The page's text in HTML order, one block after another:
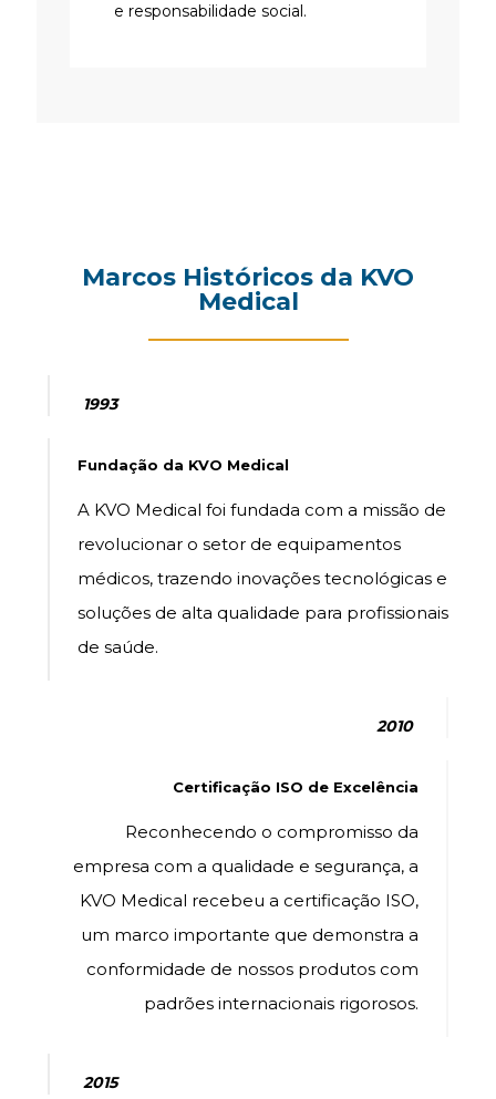
e responsabilidade social.
Marcos Históricos da KVO
Medical
1993
Fundação da KVO Medical
A KVO Medical foi fundada com a missão de
revolucionar o setor de equipamentos
médicos, trazendo inovações tecnológicas e
soluções de alta qualidade para profissionais
de saúde.
2010
Certificação ISO de Excelência
Reconhecendo o compromisso da
empresa com a qualidade e segurança, a
KVO Medical recebeu a certificação ISO,
um marco importante que demonstra a
conformidade de nossos produtos com
padrões internacionais rigorosos.
2015